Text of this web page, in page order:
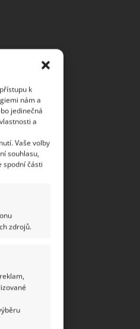
k
nám a
jedinečná
a
Vaše volby
souhlasu,
spodní části
zdrojů.